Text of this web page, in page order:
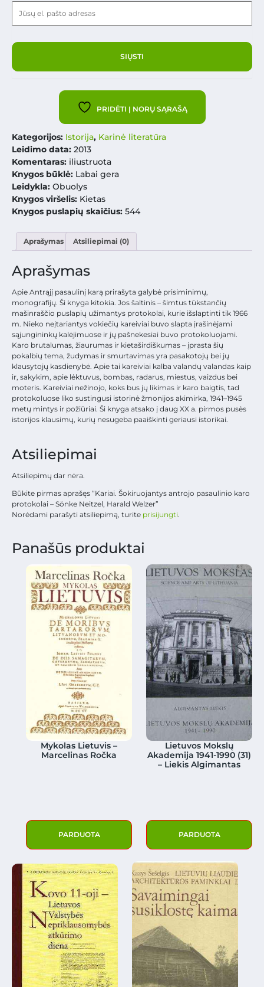
PRIDĖTI Į NORŲ SĄRAŠĄ
Kategorijos: Istorija, Karinė literatūra
Leidimo data: 2013
Komentaras: iliustruota
Knygos būklė: Labai gera
Leidykla: Obuolys
Knygos viršelis: Kietas
Knygos puslapių skaičius: 544
Aprašymas Atsiliepimai (0)
Aprašymas
Apie Antrąjį pasaulinį karą prirašyta galybė prisiminimų,
monografijų. Ši knyga kitokia. Jos šaltinis – šimtus tūkstančių
mašinraščio puslapių užimantys protokolai, kurie išslaptinti tik 1966
m. Nieko neįtariantys vokiečių kareiviai buvo slapta įrašinėjami
sąjungininkų kalėjimuose ir jų pašnekesiai buvo protokoluojami.
Karo brutalumas, žiaurumas ir kietaširdiškumas – įprasta šių
pokalbių tema, žudymas ir smurtavimas yra pasakotojų bei jų
klausytojų kasdienybė. Apie tai kareiviai kalba valandų valandas kaip
ir, sakykim, apie lėktuvus, bombas, radarus, miestus, vaizdus bei
moteris. Kareiviai nežinojo, koks bus jų likimas ir karo baigtis, tad
protokoluose liko sustingusi istorinė žmonijos akimirka, 1941–1945
metų mintys ir požiūriai. Ši knyga atsako į daug XX a. pirmos pusės
istorijos klausimų, kurių nesugeba paaiškinti geriausi istorikai.
Atsiliepimai
Atsiliepimų dar nėra.
Būkite pirmas aprašęs “Kariai. Šokiruojantys antrojo pasaulinio karo
protokolai – Sönke Neitzel, Harald Welzer”
Norėdami parašyti atsiliepimą, turite prisijungti.
Panašūs produktai
Mykolas Lietuvis –
Marcelinas Ročka
PARDUOTA
Lietuvos Mokslų
Akademija 1941-1990 (31)
– Liekis Algimantas
PARDUOTA